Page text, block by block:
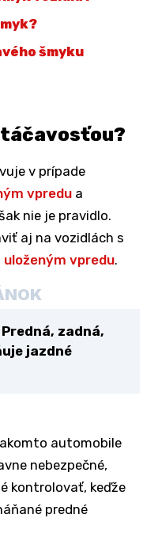
šmyku
v prípade
vpredu a
nie je pravidlo.
aj na vozidlách s
vpredu.
zadná,
jazdné
automobile
nebezpečné,
kontrolovať, keďže
predné